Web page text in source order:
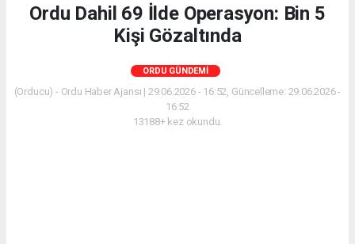
Ordu Dahil 69 İlde Operasyon: Bin 5
Kişi Gözaltında
ORDU GÜNDEMI
(Orducu) - Ordu Haber Ajansı | 29.06.2026 - 16:52, Güncelleme: 29.06.2026 -
16:52
13188+ kez okundu.